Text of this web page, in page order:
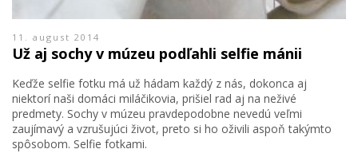
11. august 2014
Už aj sochy v múzeu podľahli selfie mánii
Keďže selfie fotku má už hádam každý z nás, dokonca aj
niektorí naši domáci miláčikovia, prišiel rad aj na neživé
predmety. Sochy v múzeu pravdepodobne nevedú veľmi
zaujímavý a vzrušujúci život, preto si ho oživili aspoň takýmto
spôsobom. Selfie fotkami.